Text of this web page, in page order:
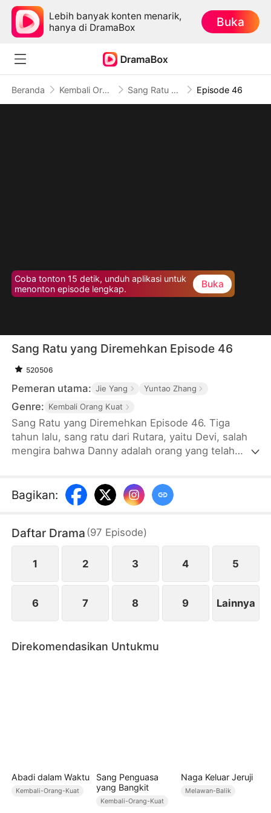
Lebih banyak konten menarik,
hanya di DramaBox
Buka
Beranda Kembali Orang Kuat Sang Ratu yang Diremehkan Episode 46
Coba tonton 15 detik, unduh aplikasi untuk
menonton episode lengkap.
Buka
Sang Ratu yang Diremehkan Episode 46
520506
Pemeran utama: Jie Yang Yuntao Zhang
Genre: Kembali Orang Kuat
Sang Ratu yang Diremehkan Episode 46. Tiga
tahun lalu, sang ratu dari Rutara, yaitu Devi, salah
mengira bahwa Danny adalah orang yang telah
tahun, Devi membantu Danny masuk ke
perusahaan yang berkuasa. Bahkan, Devi membuat
perusahaan kepada Danny. Namun, ternyata Danny
bukanlah pria bijaksana yang bisa dipercaya. Danny
malah melemparkan selembar surat perceraian
Bagikan:
Daftar Drama (97 Episode)
1 2 3 4 5
6 7 8 9 Lainnya
Direkomendasikan Untukmu
Abadi dalam Waktu
Kembali-Orang-Kuat
Sang Penguasa
yang Bangkit
Kembali-Orang-Kuat
Naga Keluar Jeruji
Melawan-Balik